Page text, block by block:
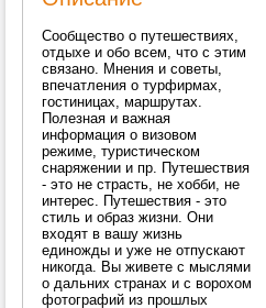
Сообщество о путешествиях,
отдыхе и обо всем, что с этим
связано. Мнения и советы,
впечатления о турфирмах,
гостиницах, маршрутах.
Полезная и важная
информация о визовом
режиме, туристическом
снаряжении и пр. Путешествия
- это не страсть, не хобби, не
интерес. Путешествия - это
стиль и образ жизни. Они
входят в вашу жизнь
единожды и уже не отпускают
никогда. Вы живете с мыслями
о дальних странах и с ворохом
фотографий из прошлых